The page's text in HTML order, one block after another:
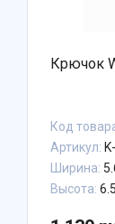
Крючок
Код
Артикул:
Ширина:
Высота: 6.5